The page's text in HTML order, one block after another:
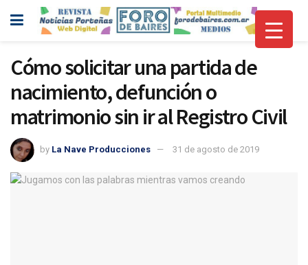
Cómo solicitar una partida de
nacimiento, defunción o
matrimonio sin ir al Registro Civil
by La Nave Producciones 31 de agosto de 2019